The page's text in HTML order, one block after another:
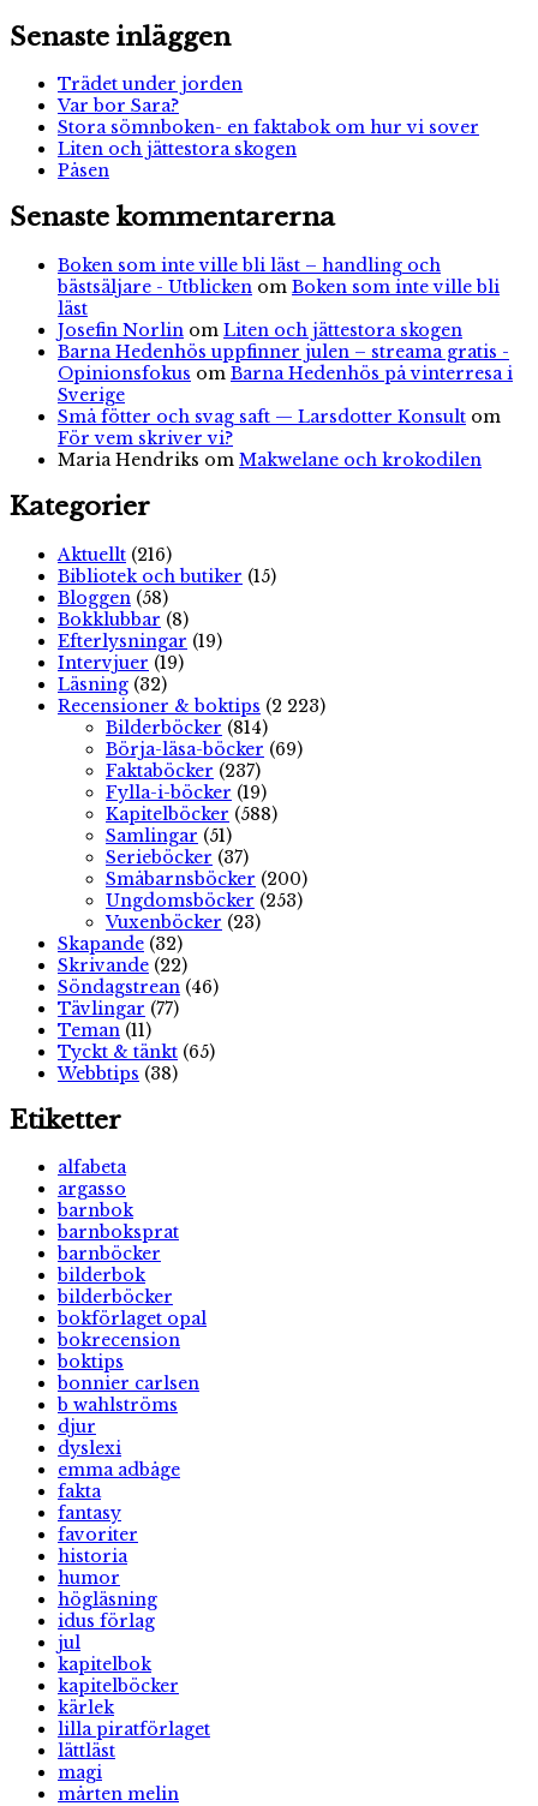
Senaste inläggen
Trädet under jorden
Var bor Sara?
Stora sömnboken- en faktabok om hur vi sover
Liten och jättestora skogen
Påsen
Senaste kommentarerna
Boken som inte ville bli läst – handling och
bästsäljare - Utblicken om Boken som inte ville bli
läst
Josefin Norlin om Liten och jättestora skogen
Barna Hedenhös uppfinner julen – streama gratis -
Opinionsfokus om Barna Hedenhös på vinterresa i
Sverige
Små fötter och svag saft — Larsdotter Konsult om
För vem skriver vi?
Maria Hendriks om Makwelane och krokodilen
Kategorier
Aktuellt (216)
Bibliotek och butiker (15)
Bloggen (58)
Bokklubbar (8)
Efterlysningar (19)
Intervjuer (19)
Läsning (32)
Recensioner & boktips (2 223)
Bilderböcker (814)
Börja-läsa-böcker (69)
Faktaböcker (237)
Fylla-i-böcker (19)
Kapitelböcker (588)
Samlingar (51)
Serieböcker (37)
Småbarnsböcker (200)
Ungdomsböcker (253)
Vuxenböcker (23)
Skapande (32)
Skrivande (22)
Söndagstrean (46)
Tävlingar (77)
Teman (11)
Tyckt & tänkt (65)
Webbtips (38)
Etiketter
alfabeta
argasso
barnbok
barnboksprat
barnböcker
bilderbok
bilderböcker
bokförlaget opal
bokrecension
boktips
bonnier carlsen
b wahlströms
djur
dyslexi
emma adbåge
fakta
fantasy
favoriter
historia
humor
högläsning
idus förlag
jul
kapitelbok
kapitelböcker
kärlek
lilla piratförlaget
lättläst
magi
mårten melin